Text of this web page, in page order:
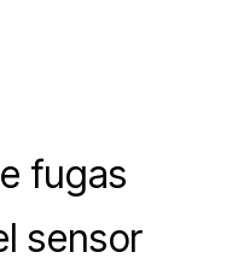
fugas
sensor